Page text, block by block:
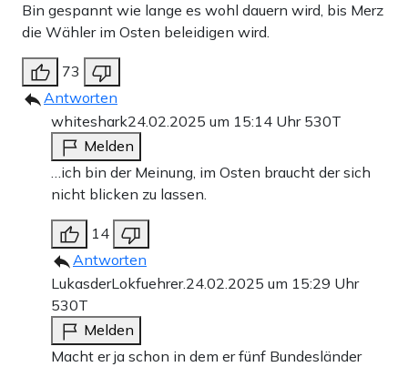
Bin gespannt wie lange es wohl dauern wird, bis Merz
die Wähler im Osten beleidigen wird.
73
Antworten
whiteshark24.02.2025 um 15:14 Uhr 530T
Melden
…ich bin der Meinung, im Osten braucht der sich
nicht blicken zu lassen.
14
Antworten
LukasderLokfuehrer.24.02.2025 um 15:29 Uhr
530T
Melden
Macht er ja schon in dem er fünf Bundesländer